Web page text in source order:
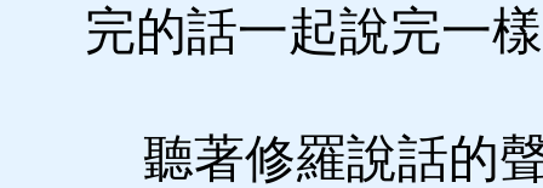
完的話一起說完一
聽著修羅說話的